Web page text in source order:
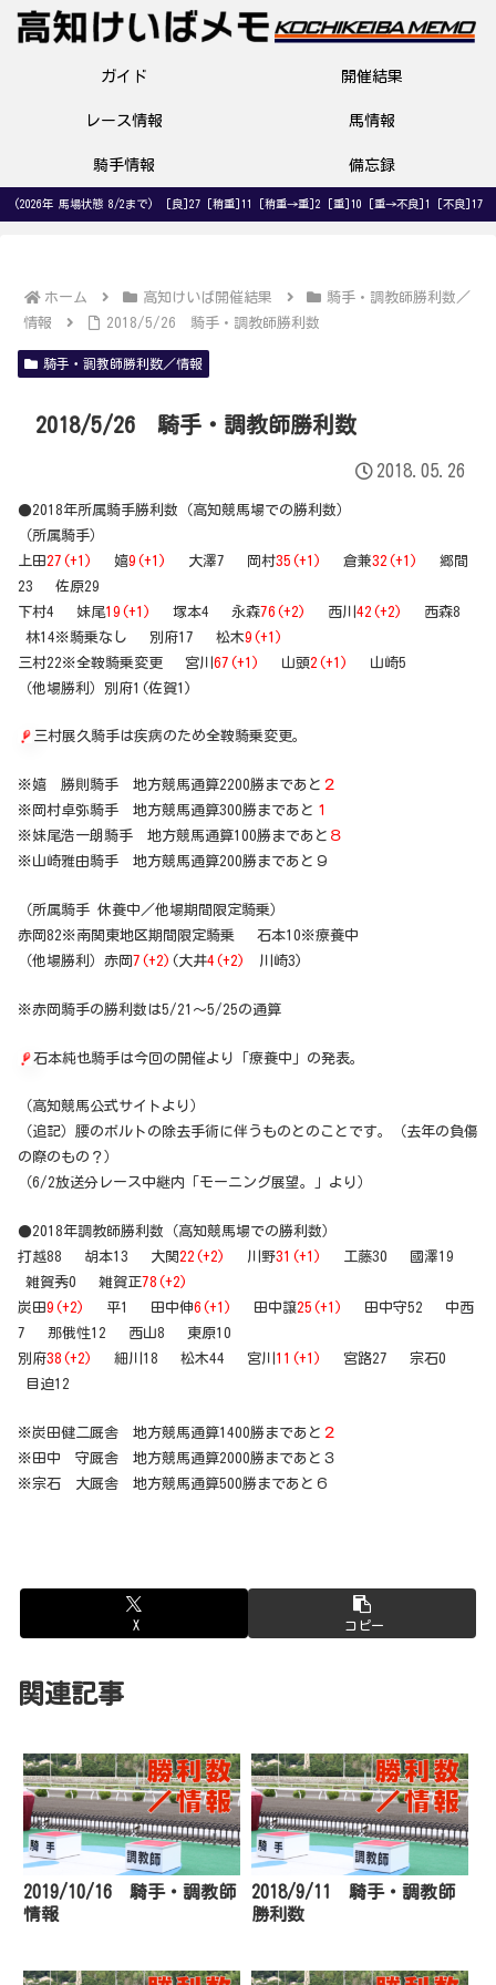
ガイド 開催結果
レース情報 馬情報
騎手情報 備忘録
(2026年 馬場状態 8/2まで) [良]27 [稍重]11 [稍重→重]2 [重]10 [重→不良]1 [不良]17
ホーム 高知けいば開催結果
騎手・調教師勝利数／
情報
2018/5/26 騎手・調教師勝利数
騎手・調教師勝利数／情報
2018/5/26 騎手・調教師勝利数
2018.05.26
●2018年所属騎手勝利数（高知競馬場での勝利数）
（所属騎手）
上田27(+1) 嬉9(+1) 大澤7 岡村35(+1) 倉兼32(+1)
郷間
23 佐原29
下村4 妹尾19(+1) 塚本4 永森76(+2) 西川 42(+2)
西森8
林14※騎乗なし 別府17 松木9(+1)
三村22※全鞍騎乗変更 宮川 67(+1) 山頭2(+1)
山崎5
（他場勝利）別府1(佐賀1)
三村展久騎手は疾病のため全鞍騎乗変更。
※嬉 勝則騎手 地方競馬通算2200勝まであと ２
※岡村卓弥騎手 地方競馬通算300勝まであと １
※妹尾浩一朗騎手 地方競馬通算100勝まであと ８
※山崎雅由騎手 地方競馬通算200勝まであと９
（所属騎手 休養中／他場期間限定騎乗）
赤岡82※南関東地区期間限定騎乗 石本10※療養中
（他場勝利）赤岡 7(+2) (大井4(+2) 川崎3)
※赤岡騎手の勝利数は5/21～5/25の通算
石本純也騎手は今回の開催より「療養中」の発表。
（高知競馬公式サイトより）
（追記）腰のボルトの除去手術に伴うものとのことです。（去年の負傷
の際のもの？）
（6/2放送分レース中継内「モーニング展望。」より）
●2018年調教師勝利数（高知競馬場での勝利数）
打越88 胡本13 大関 22(+2) 川野31(+1)
工藤30 國澤19
雑賀秀0 雑賀正78(+2)
炭田9(+2) 平1 田中伸6(+1) 田中譲25(+1)
田中守52 中西
7 那俄性12 西山8 東原10
別府38(+2) 細川18 松木44 宮川 11(+1)
宮路27 宗石0
目迫12
※炭田健二厩舎 地方競馬通算1400勝まであと ２
※田中 守厩舎 地方競馬通算2000勝まであと３
※宗石 大厩舎 地方競馬通算500勝まであと６
X コピー
関連記事
2019/10/16 騎手・調教師
情報
2018/9/11 騎手・調教師
勝利数